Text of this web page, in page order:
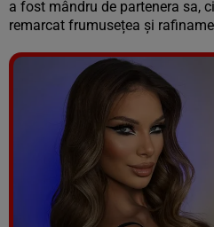
a fost mândru de partenera sa,
remarcat frumusețea și